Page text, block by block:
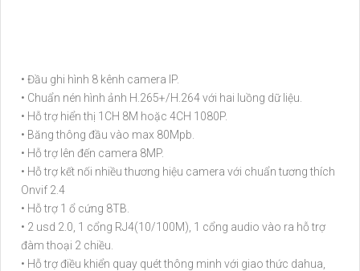
• Đầu ghi hình 8 kênh camera IP.
• Chuẩn nén hình ảnh H.265+/H.264 với hai luồng dữ liệu.
• Hỗ trợ hiển thị 1CH 8M hoặc 4CH 1080P.
• Băng thông đầu vào max 80Mpb.
• Hỗ trợ lên đến camera 8MP.
• Hỗ trợ kết nối nhiều thương hiệu camera với chuẩn tương thích
Onvif 2.4
• Hỗ trợ 1 ổ cứng 8TB.
• 2 usd 2.0, 1 cổng RJ4(10/100M), 1 cổng audio vào ra hỗ trợ
đàm thoại 2 chiều.
• Hỗ trợ điều khiển quay quét thông minh với giao thức dahua,